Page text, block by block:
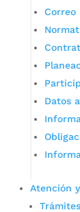
Correo
Datos
Atención
Trámites